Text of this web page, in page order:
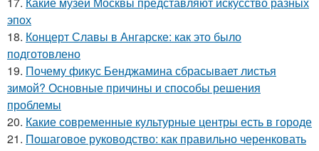
эпох
18. Концерт Славы в Ангарске: как это было
подготовлено
19. Почему фикус Бенджамина сбрасывает листья
зимой? Основные причины и способы решения
проблемы
20. Какие современные культурные центры есть в городе
21. Пошаговое руководство: как правильно черенковать